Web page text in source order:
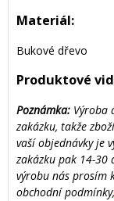
Materiál:
Bukové dřevo
Produktové
Poznámka: Výroba
zakázku, takže
vaší objednávky je
zakázku pak 14-30
výrobu nás prosím
obchodní podmínky,